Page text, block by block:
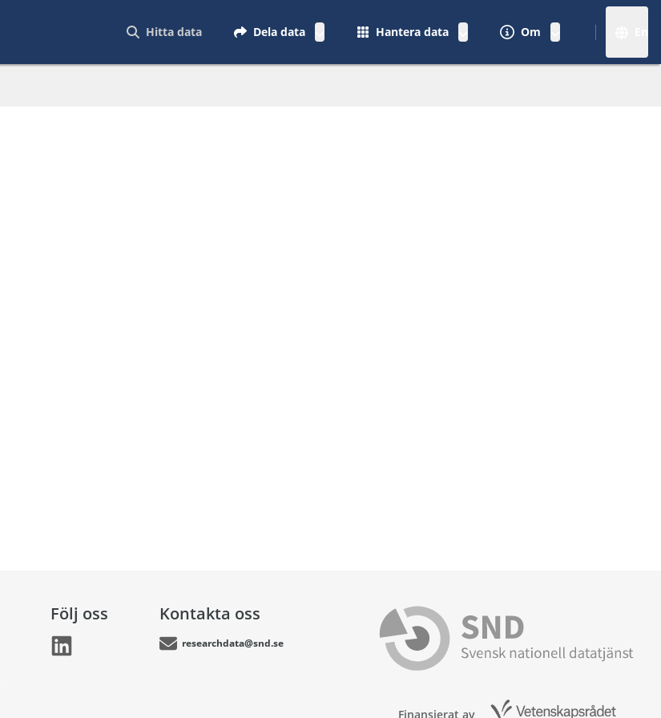
Hitta data Dela data Hantera data Om
Följ oss Kontakta oss
researchdata@snd.se
Finansierat av